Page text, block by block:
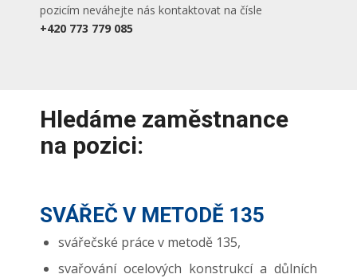
pozicím neváhejte nás kontaktovat na čísle
+420 773 779 085
Hledáme zaměstnance
na pozici:
SVÁŘEČ V METODĚ 135
svářečské práce v metodě 135,
svařování ocelových konstrukcí a důlních